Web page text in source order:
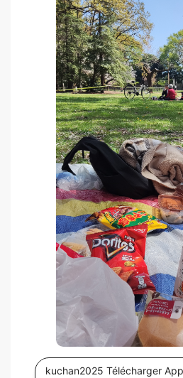
kuchan2025 Télécharger